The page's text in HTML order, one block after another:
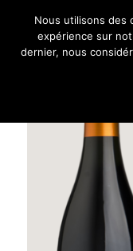
Nous utilisons des
expérience sur
dernier, nous